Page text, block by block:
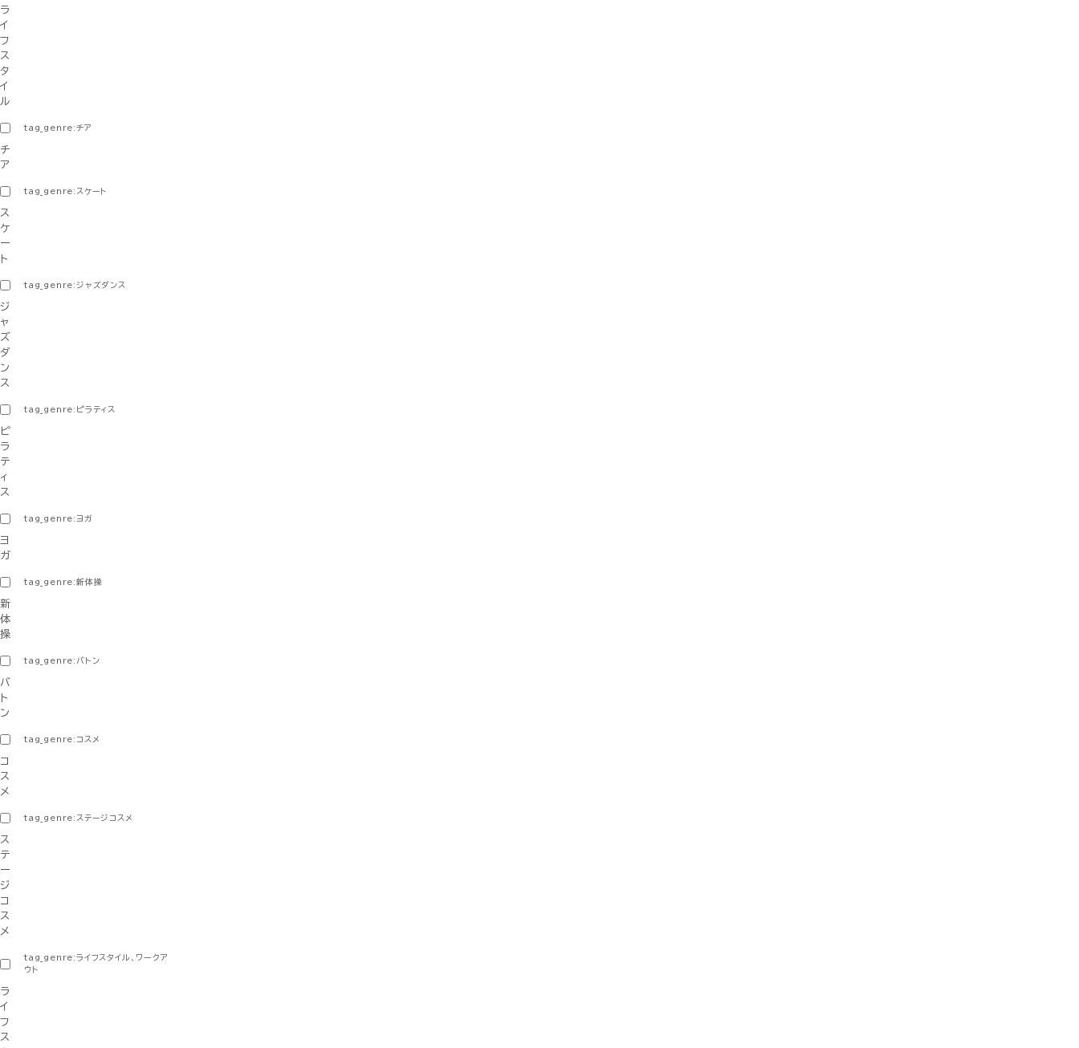
ラ
イ
フ
ス
タ
イ
ル
tag_genre:チア
チ
ア
tag_genre:スケート
ス
ケ
ー
ト
tag_genre:ジャズダンス
ジ
ャ
ズ
ダ
ン
ス
tag_genre:ピラティス
ピ
ラ
テ
ィ
ス
tag_genre:ヨガ
ヨ
ガ
tag_genre:新体操
新
体
操
tag_genre:バトン
バ
ト
ン
tag_genre:コスメ
コ
ス
メ
tag_genre:ステージコスメ
ス
テ
ー
ジ
コ
ス
メ
tag_genre:ライフスタイル、ワークア
ウト
ラ
イ
フ
ス